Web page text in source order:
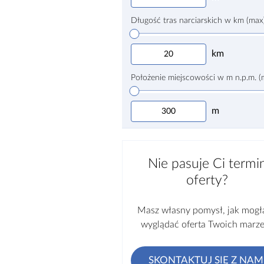
Długość tras narciarskich w km
km
Położenie miejscowości w m n.p.m.
m
Nie pasuje Ci
oferty?
Masz własny pomysł, jak
wyglądać oferta Twoich
SKONTAKTUJ SIĘ Z NAMI